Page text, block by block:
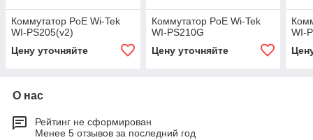
Коммутатор PoE Wi-Tek
WI-PS205(v2)
Цену уточняйте
Коммутатор PoE Wi-Tek
WI-PS210G
Цену уточняйте
WI-
О нас
Рейтинг не сформирован
Менее 5 отзывов за последний год